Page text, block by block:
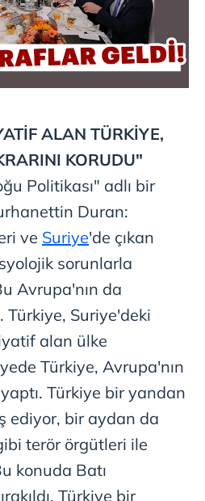
ALAN TÜRKİYE,
KORUDU"
Politikası" adlı bir
Duran:
ve Suriye'de çıkan
sorunlarla
Avrupa'nın da
Suriye'deki
alan ülke
Türkiye, Avrupa'nın
Türkiye bir yandan
ediyor, bir aydan da
terör örgütleri ile
konuda Batı
Türkiye bir